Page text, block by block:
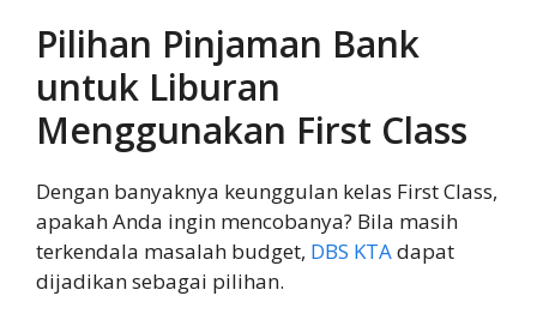
Pilihan Pinjaman Bank
untuk Liburan
Menggunakan First Class
Dengan banyaknya keunggulan kelas First Class,
apakah Anda ingin mencobanya? Bila masih
terkendala masalah budget, DBS KTAdapat
dijadikan sebagai pilihan.